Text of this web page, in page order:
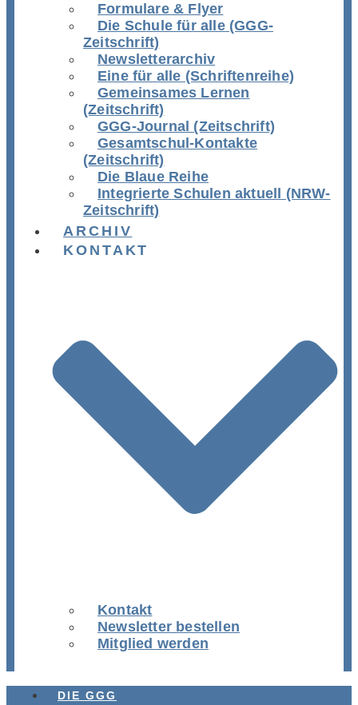
Formulare & Flyer
Die Schule für alle (GGG-
Zeitschrift)
Newsletterarchiv
Eine für alle (Schriftenreihe)
Gemeinsames Lernen
(Zeitschrift)
GGG-Journal (Zeitschrift)
Gesamtschul-Kontakte
(Zeitschrift)
Die Blaue Reihe
Integrierte Schulen aktuell (NRW-
Zeitschrift)
ARCHIV
KONTAKT
Kontakt
Newsletter bestellen
Mitglied werden
DIE GGG